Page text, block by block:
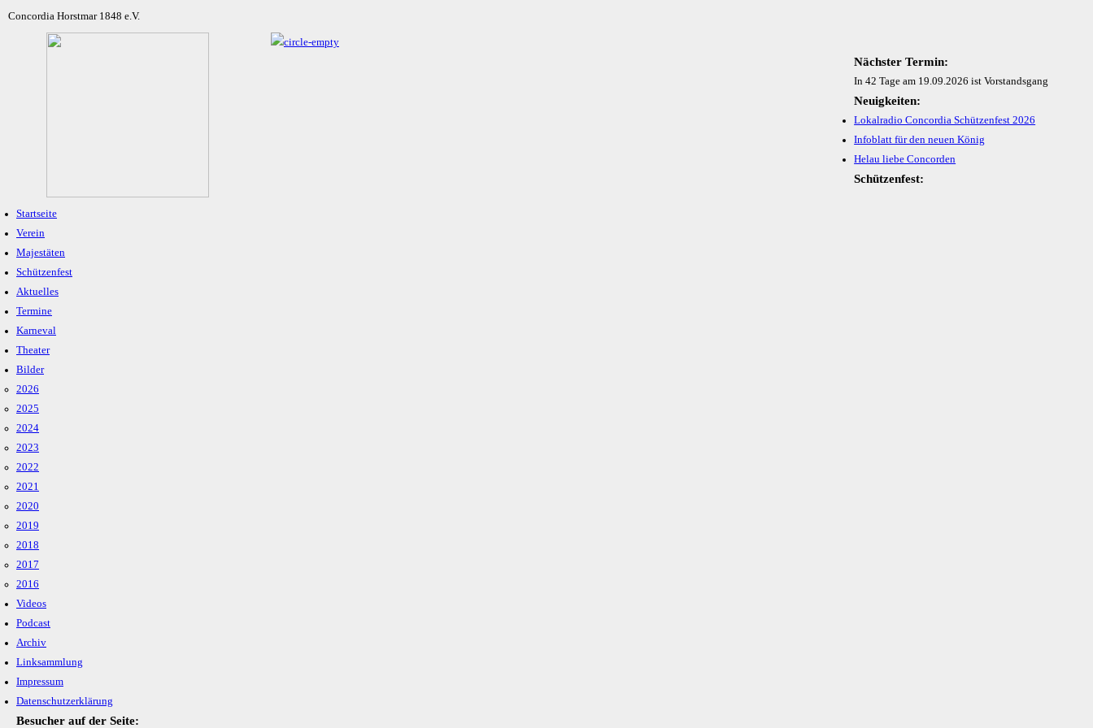
Concordia Horstmar 1848 e.V.
Startseite
Verein
Majestäten
Schützenfest
Aktuelles
Termine
Karneval
Theater
Bilder
2026
2025
2024
2023
2022
2021
2020
2019
2018
2017
2016
Videos
Podcast
Archiv
Linksammlung
Impressum
Datenschutzerklärung
Besucher auf der Seite:
Nächster Termin:
In 42 Tage am 19.09.2026 ist Vorstandsgang
Neuigkeiten:
Lokalradio Concordia Schützenfest 2026
Infoblatt für den neuen König
Helau liebe Concorden
Schützenfest: